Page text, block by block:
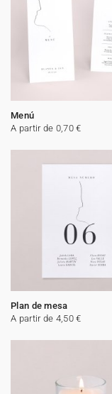
Menú
A partir de 0,70 €
Plan de mesa
A partir de 4,50 €